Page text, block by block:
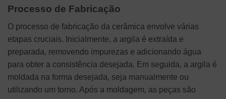
Processo de Fabricação
O processo de fabricação da cerâmica envolve várias
etapas cruciais. Inicialmente, a argila é extraída e
preparada, removendo impurezas e adicionando água
para obter a consistência desejada. Em seguida, a argila é
moldada na forma desejada, seja manualmente ou
utilizando um torno. Após a moldagem, as peças são